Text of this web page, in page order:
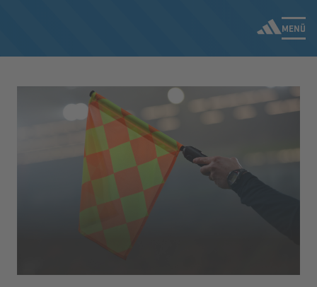
MENÜ